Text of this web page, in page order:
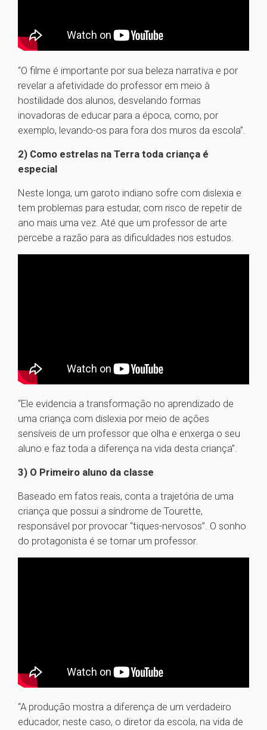
“O filme é importante por sua beleza narrativa e por
revelar a afetividade do professor em meio à
hostilidade dos alunos, desvelando formas
inovadoras de educar para a época, como, por
exemplo, levando-os para fora dos muros da escola”.
2) Como estrelas na Terra toda criança é
especial
Neste longa, um garoto indiano sofre com dislexia e
tem problemas para estudar, com risco de repetir de
ano mais uma vez. Até que um professor de arte
percebe a razão para as dificuldades nos estudos.
“Ele evidencia a transformação no aprendizado de
uma criança com dislexia por meio de ações
sensíveis de um professor que olha e enxerga o seu
aluno e faz toda a diferença na vida desta criança”.
3) O Primeiro aluno da classe
Baseado em fatos reais, conta a trajetória de uma
criança que possui a síndrome de Tourette,
responsável por provocar “tiques-nervosos”. O sonho
do protagonista é se tornar um professor.
“A produção mostra a diferença de um verdadeiro
educador, neste caso, o diretor da escola, na vida de